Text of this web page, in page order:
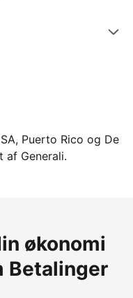
Puerto Rico og De
af Generali.
økonomi
Betalinger